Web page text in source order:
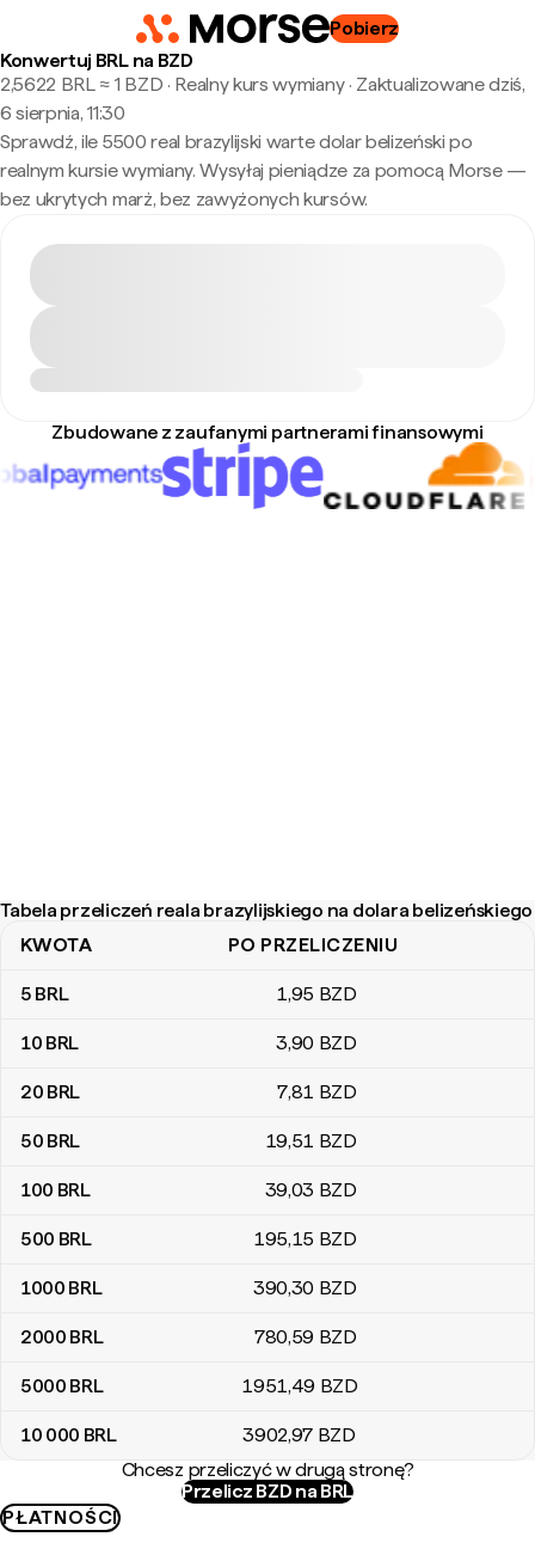
Pobierz
Konwertuj BRL na BZD
2,5622 BRL ≈ 1 BZD · Realny kurs wymiany· Zaktualizowane dziś,
6 sierpnia, 11:30
Sprawdź, ile 5500 real brazylijski warte dolar belizeński po
realnym kursie wymiany. Wysyłaj pieniądze za pomocą Morse —
bez ukrytych marż, bez zawyżonych kursów.
Zbudowane z zaufanymi partnerami finansowymi
Tabela przeliczeń reala brazylijskiego na dolara belizeńskiego
Tabela przeliczeń reala brazylijskiego na dolara belizeńskiego
KWOTA PO PRZELICZENIU
5 BRL 1,95 BZD
10 BRL 3,90 BZD
20 BRL 7,81 BZD
50 BRL 19,51 BZD
100 BRL 39,03 BZD
500 BRL 195,15 BZD
1000 BRL 390,30 BZD
2000 BRL 780,59 BZD
5000 BRL 1951,49 BZD
10 000 BRL 3902,97 BZD
Chcesz przeliczyć w drugą stronę?
Przelicz BZD na BRL
PŁATNOŚCI